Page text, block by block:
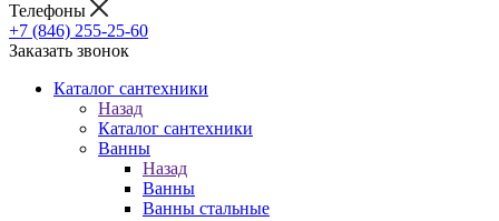
Телефоны
+7 (846) 255-25-60
Заказать звонок
Каталог сантехники
Назад
Каталог сантехники
Ванны
Назад
Ванны
Ванны стальные